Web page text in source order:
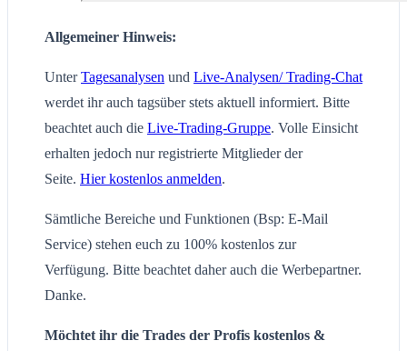
Allgemeiner Hinweis:
UnterTagesanalysen und Live-Analysen/ Trading-Chat
werdet ihr auch tagsüber stets aktuell informiert. Bitte
beachtet auch die Live-Trading-Gruppe. Volle Einsicht
erhalten jedoch nur registrierte Mitglieder der
Seite. Hier kostenlos anmelden.
Sämtliche Bereiche und Funktionen (Bsp: E-Mail
Service) stehen euch zu 100% kostenlos zur
Verfügung. Bitte beachtet daher auch die Werbepartner.
Danke.
Möchtet ihr die Trades der Profis kostenlos &